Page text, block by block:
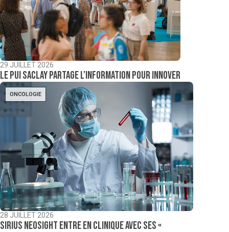
29 JUILLET 2026
Le PUI Saclay partage l’information pour innover
ONCOLOGIE
28 JUILLET 2026
Sirius NeoSight entre en clinique avec ses «